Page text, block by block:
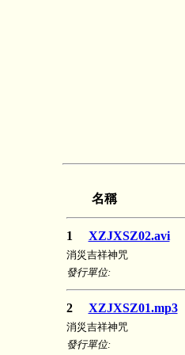
名稱
1 XZJXSZ02.avi
消災吉祥神咒
發行單位:
2 XZJXSZ01.mp3
消災吉祥神咒
發行單位: